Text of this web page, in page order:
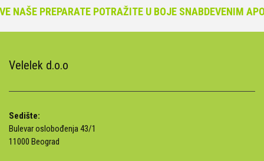
PREPARATE POTRAŽITE U BOJE SNABDEVENIM
Velelek d.o.o
Sedište:
Bulevar oslobođenja 43/1
11000 Beograd